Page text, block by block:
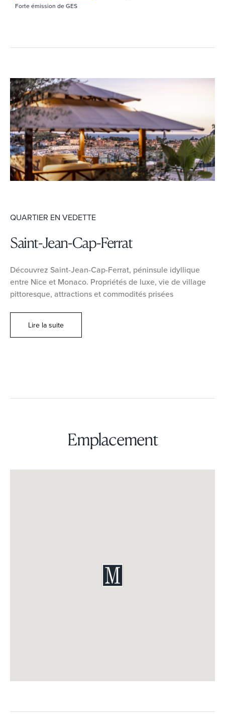
Forte émission de GES
QUARTIER EN VEDETTE
Saint-Jean-Cap-Ferrat
Découvrez Saint-Jean-Cap-Ferrat, péninsule idyllique
entre Nice et Monaco. Propriétés de luxe, vie de village
pittoresque, attractions et commodités prisées
Lire la suite
Emplacement